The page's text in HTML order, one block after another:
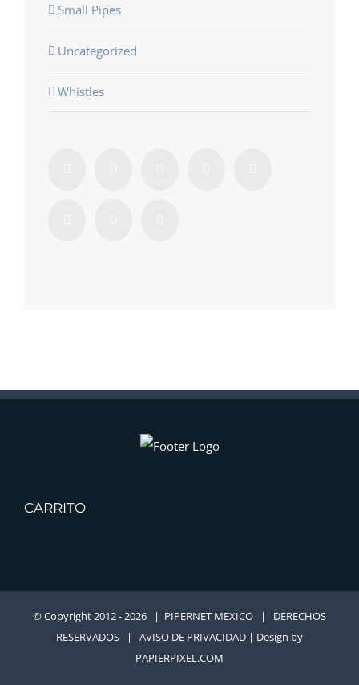
Small Pipes
Uncategorized
Whistles
CARRITO
© Copyright 2012 - 2026 | PIPERNET MEXICO | DERECHOS
RESERVADOS | AVISO DE PRIVACIDAD | Design by
PAPIERPIXEL.COM